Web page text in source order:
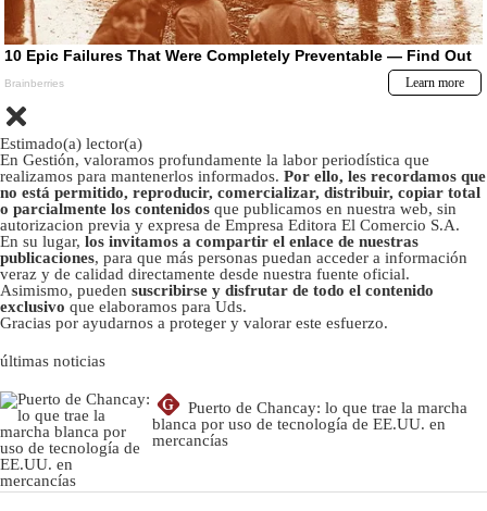
Estimado(a) lector(a)
En Gestión, valoramos profundamente la labor periodística que
realizamos para mantenerlos informados. Por ello, les recordamos que
no está permitido, reproducir, comercializar, distribuir, copiar total
o parcialmente los contenidos que publicamos en nuestra web, sin
autorizacion previa y expresa de Empresa Editora El Comercio S.A.
En su lugar, los invitamos a compartir el enlace de nuestras
publicaciones, para que más personas puedan acceder a información
veraz y de calidad directamente desde nuestra fuente oficial.
Asimismo, pueden suscribirse y disfrutar de todo el contenido
exclusivo que elaboramos para Uds.
Gracias por ayudarnos a proteger y valorar este esfuerzo.
últimas noticias
G
Puerto de Chancay: lo que trae la marcha
blanca por uso de tecnología de EE.UU. en
mercancías